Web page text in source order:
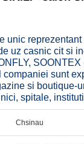
unic
uz casnic cit si
sunt
si boutique-
spitale,
Chsinau